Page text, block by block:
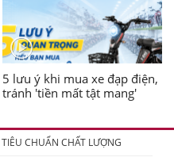
5 lưu ý khi mua xe đạp điện,
tránh 'tiền mất tật mang'
TIÊU CHUẨN CHẤT LƯỢNG